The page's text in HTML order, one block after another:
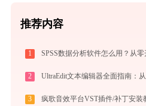
推荐内容
1
2
3 疯歌音效平台VST插件/补丁安